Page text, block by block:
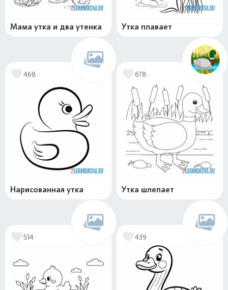
Мама утка и два утенка Утка плавает
468
Нарисованная утка
678
Утка шлепает
514 439